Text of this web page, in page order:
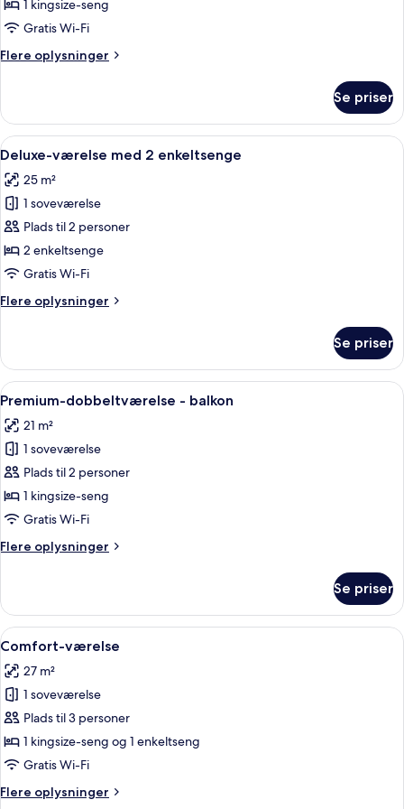
1 kingsize-seng
Gratis Wi-Fi
Flere oplysninger
Flere
dobbeltværelse
Se priser
Indlæs
alle
billeder
af
Deluxe-
værelse
med
enkeltsenge
Et hotelværelse med en seng, et
7
Deluxe-værelse med 2 enkeltsenge
25 m²
1 soveværelse
Plads til 2 personer
2 enkeltsenge
Gratis Wi-Fi
Flere oplysninger
Flere
værelse
med
2
Se priser
Indlæs
alle
billeder
af
Premium-
dobbeltværelse
-
Et hotelværelse med en seng, et
8
Premium-dobbeltværelse - balkon
21 m²
1 soveværelse
Plads til 2 personer
1 kingsize-seng
Gratis Wi-Fi
Flere oplysninger
Flere
dobbeltværelse
balkon
Se priser
Indlæs
alle
billeder
af
Comfort-
værelse
Et hotelværelse med en stor seng,
7
Comfort-værelse
27 m²
1 soveværelse
Plads til 3 personer
1 kingsize-seng og 1 enkeltseng
Gratis Wi-Fi
Flere oplysninger
Flere